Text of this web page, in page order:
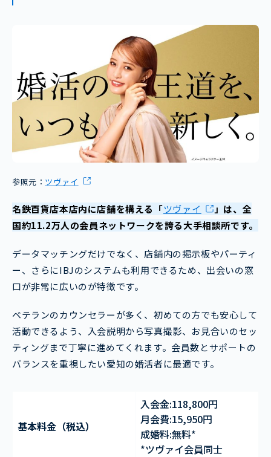
参照元： ツヴァイ
名鉄百貨店本店内に店舗を構える「ツヴァイ
」は、全
国約11.2万人の会員ネットワークを誇る大手相談所です。
データマッチングだけでなく、店舗内の掲示板やパーティ
ー、さらにIBJのシステムも利用できるため、出会いの窓
口が非常に広いのが特徴です。
ベテランのカウンセラーが多く、初めての方でも安心して
活動できるよう、入会説明から写真撮影、お見合いのセッ
ティングまで丁寧に進めてくれます。会員数とサポートの
バランスを重視したい愛知の婚活者に最適です。
基本料金（税込）
入会金:118,800円
月会費:15,950円
成婚料:無料*
*ツヴァイ会員同士